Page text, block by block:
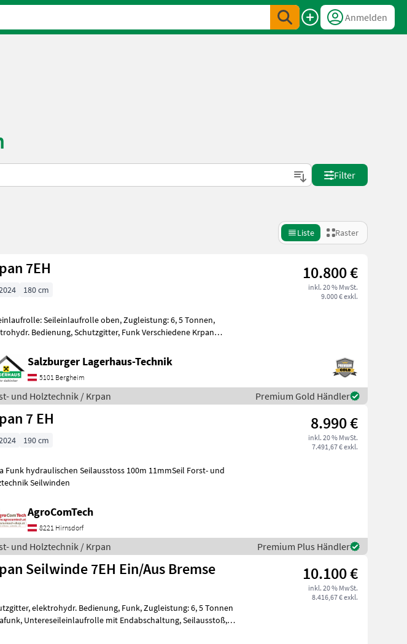
Anmelden
Filter
Liste Raster
Krpan 7EH 10.800 €
inkl. 20 % MwSt.
9.000 € exkl.
180 cm
Seileinlaufrolle oben, Zugleistung: 6, 5 Tonnen,
Bedienung, Schutzgitter, Funk Verschiedene Krpan
Salzburger Lagerhaus-Technik
5101 Bergheim
und Holztechnik / Krpan Premium Gold Händler
7 EH 8.990 €
inkl. 20 % MwSt.
7.491,67 € exkl.
190 cm
Funk hydraulischen Seilausstoss 100m 11mmSeil Forst- und
Seilwinden
AgroComTech
8221 Hirnsdorf
und Holztechnik / Krpan Premium Plus Händler
Seilwinde 7EH Ein/Aus Bremse 10.100 €
inkl. 20 % MwSt.
8.416,67 € exkl.
elektrohydr. Bedienung, Funk, Zugleistung: 6, 5 Tonnen
mit Endabschaltung, Seilausstoß,